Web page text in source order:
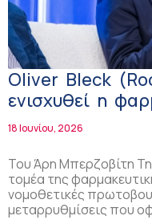
Oliver Bleck
ενισχυθεί η
σε Ευρώπη και
18 Ιουνίου, 2026
Του Άρη Μπερζοβίτη
τομέα της
νομοθετικές
μεταρρυθμίσεις που